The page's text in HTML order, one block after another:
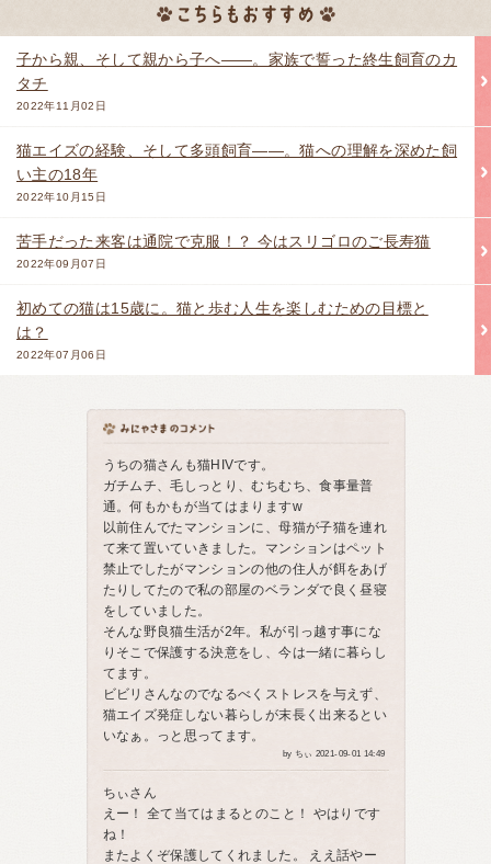
子から親、そして親から子へ――。家族で誓った終生飼育のカ
タチ
2022年11月02日
猫エイズの経験、そして多頭飼育――。猫への理解を深めた飼
い主の18年
2022年10月15日
苦手だった来客は通院で克服！？ 今はスリゴロのご長寿猫
2022年09月07日
初めての猫は15歳に。猫と歩む人生を楽しむための目標と
は？
2022年07月06日
うちの猫さんも猫HIVです。
ガチムチ、毛しっとり、むちむち、食事量普
通。何もかもが当てはまりますw
以前住んでたマンションに、母猫が子猫を連れ
て来て置いていきました。マンションはペット
禁止でしたがマンションの他の住人が餌をあげ
たりしてたので私の部屋のベランダで良く昼寝
をしていました。
そんな野良猫生活が2年。私が引っ越す事にな
りそこで保護する決意をし、今は一緒に暮らし
てます。
ビビリさんなのでなるべくストレスを与えず、
猫エイズ発症しない暮らしが末長く出来るとい
いなぁ。っと思ってます。
by ちぃ 2021-09-01 14:49
ちぃさん
えー！ 全て当てはまるとのこと！ やはりです
ね！
またよくぞ保護してくれました。 ええ話やー